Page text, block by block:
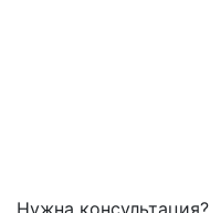
Нужна консультация?